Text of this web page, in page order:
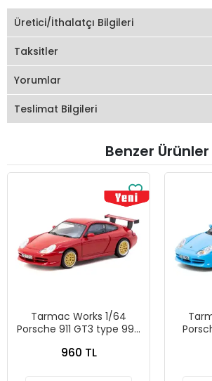
Üretici/İthalatçı Bilgileri
Taksitler
Yorumlar
Teslimat Bilgileri
Benzer Ürünler
Tarmac Works 1/64
Porsche 911 GT3 type 996
960 TL